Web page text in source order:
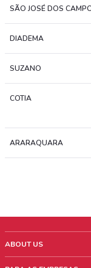
SÃO JOSÉ DOS
DIADEMA
SUZANO
COTIA
ARARAQUARA
ABOUT US